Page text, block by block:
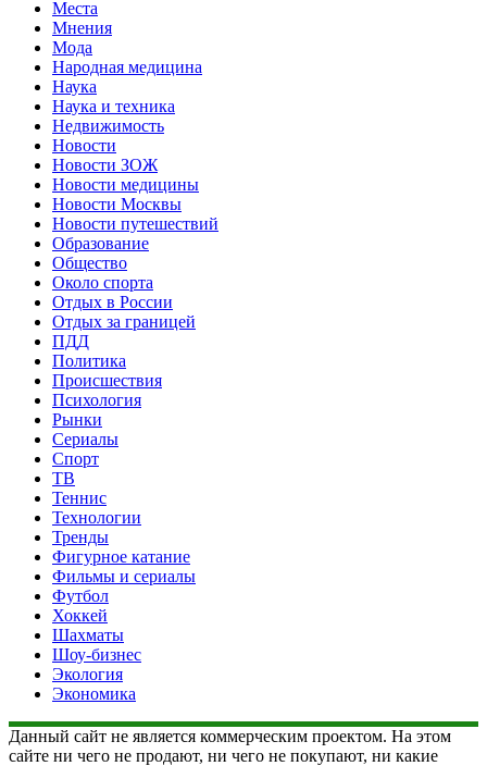
Места
Мнения
Мода
Народная медицина
Наука
Наука и техника
Недвижимость
Новости
Новости ЗОЖ
Новости медицины
Новости Москвы
Новости путешествий
Образование
Общество
Около спорта
Отдых в России
Отдых за границей
ПДД
Политика
Происшествия
Психология
Рынки
Сериалы
Спорт
ТВ
Теннис
Технологии
Тренды
Фигурное катание
Фильмы и сериалы
Футбол
Хоккей
Шахматы
Шоу-бизнес
Экология
Экономика
Данный сайт не является коммерческим проектом. На этом
сайте ни чего не продают, ни чего не покупают, ни какие